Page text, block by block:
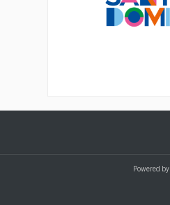
Powered by